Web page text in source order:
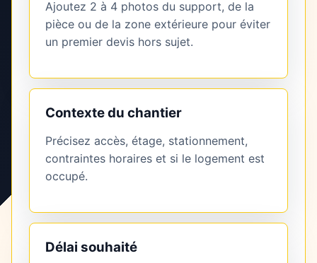
Ajoutez 2 à 4 photos du support, de la
pièce ou de la zone extérieure pour éviter
un premier devis hors sujet.
Contexte du chantier
Précisez accès, étage, stationnement,
contraintes horaires et si le logement est
occupé.
Délai souhaité